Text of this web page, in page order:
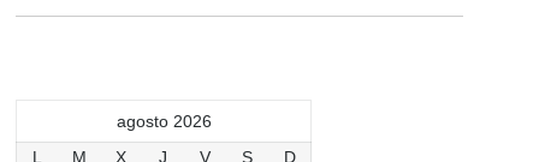
agosto 2026
L
M X J V S
D